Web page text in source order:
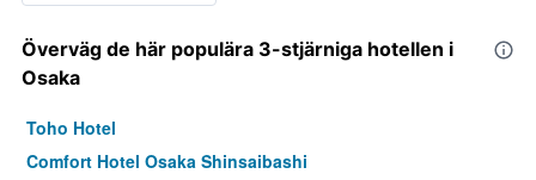
Överväg de här populära 3-stjärniga hotellen i
Osaka
Toho Hotel
Comfort Hotel Osaka Shinsaibashi